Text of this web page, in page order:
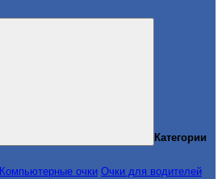
Категории
Компьютерные очки Очки для водителей